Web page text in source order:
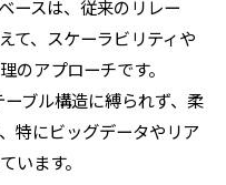
ースは、従来のリレー
て、スケーラビリティや
のアプローチです。
ブル構造に縛られず、柔
特にビッグデータやリア
います。